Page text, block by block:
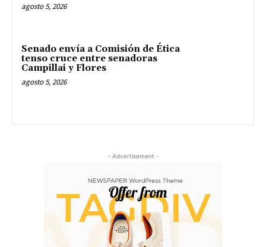
agosto 5, 2026
Senado envía a Comisión de Ética
tenso cruce entre senadoras
Campillai y Flores
agosto 5, 2026
- Advertisement -